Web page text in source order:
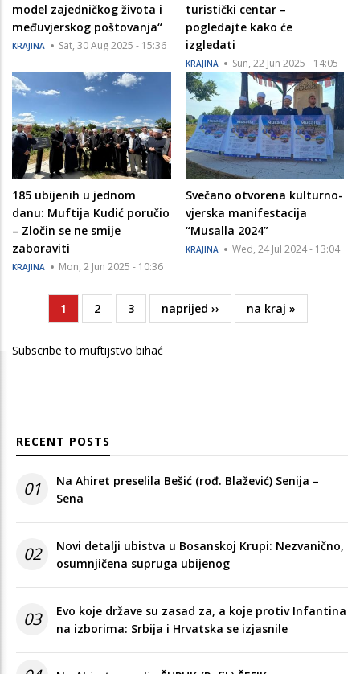
model zajedničkog života i
međuvjerskog poštovanja“
KRAJINA Sat, 30 Aug 2025 - 15:36
turistički centar –
pogledajte kako će
izgledati
KRAJINA Sun, 22 Jun 2025 - 14:05
185 ubijenih u jednom
danu: Muftija Kudić poručio
– Zločin se ne smije
zaboraviti
KRAJINA Mon, 2 Jun 2025 - 10:36
Svečano otvorena kulturno-
vjerska manifestacija
“Musalla 2024”
KRAJINA Wed, 24 Jul 2024 - 13:04
PaginationCurrent
page
1 Page
2 Page
3
Next
page
naprijed ››
Last
page
na kraj »
Subscribe to muftijstvo bihać
RECENT POSTS
01
Na Ahiret preselila Bešić (rođ. Blažević) Senija –
Sena
02
Novi detalji ubistva u Bosanskoj Krupi: Nezvanično,
osumnjičena supruga ubijenog
03
Evo koje države su zasad za, a koje protiv Infantina
na izborima: Srbija i Hrvatska se izjasnile